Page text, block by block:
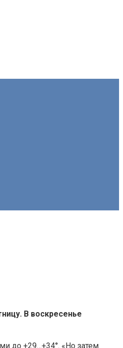
В воскресенье
до +29…+34°. «Но затем